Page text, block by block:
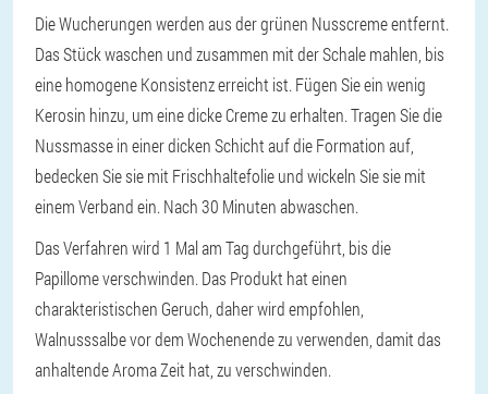
Die Wucherungen werden aus der grünen Nusscreme entfernt.
Das Stück waschen und zusammen mit der Schale mahlen, bis
eine homogene Konsistenz erreicht ist. Fügen Sie ein wenig
Kerosin hinzu, um eine dicke Creme zu erhalten. Tragen Sie die
Nussmasse in einer dicken Schicht auf die Formation auf,
bedecken Sie sie mit Frischhaltefolie und wickeln Sie sie mit
einem Verband ein. Nach 30 Minuten abwaschen.
Das Verfahren wird 1 Mal am Tag durchgeführt, bis die
Papillome verschwinden. Das Produkt hat einen
charakteristischen Geruch, daher wird empfohlen,
Walnusssalbe vor dem Wochenende zu verwenden, damit das
anhaltende Aroma Zeit hat, zu verschwinden.